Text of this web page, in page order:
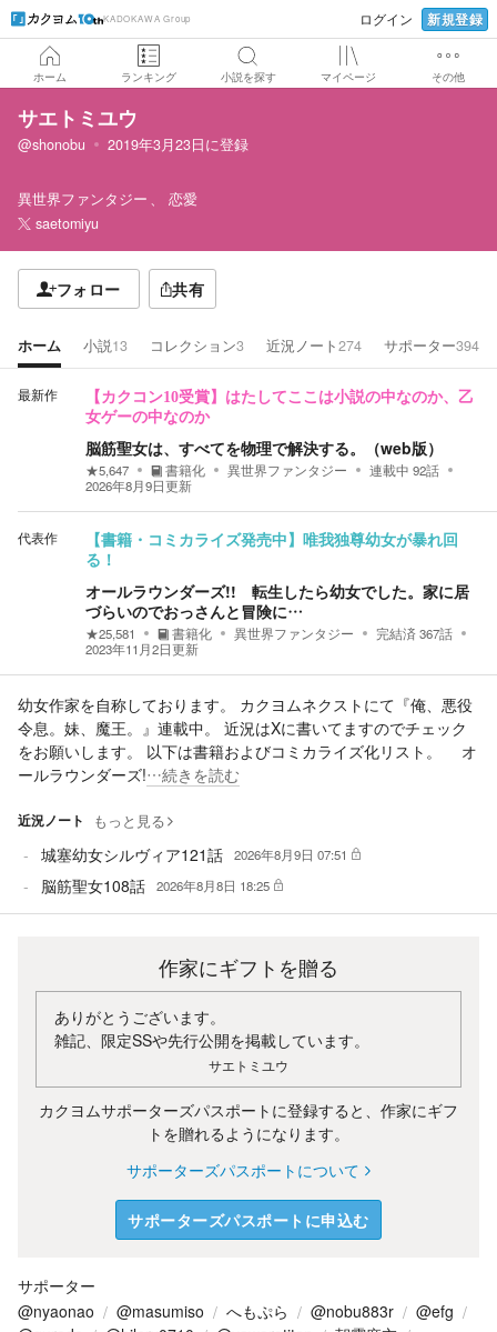
KADOKAWA Group ログイン 新規登録
ホーム ランキング 小説を探す マイページ その他
サエトミユウ
@shonobu 2019年3月23日に登録
異世界ファンタジー
恋愛
saetomiyu
フォロー 共有
ホーム 小説13 コレクション3 近況ノート274 サポーター394
最新作
【カクコン10受賞】はたしてここは小説の中なのか、乙
女ゲーの中なのか
脳筋聖女は、すべてを物理で解決する。（web版）
★5,647 書籍化 異世界ファンタジー 連載中 92話
2026年8月9日更新
代表作
【書籍・コミカライズ発売中】唯我独尊幼女が暴れ回
る！
オールラウンダーズ!! 転生したら幼女でした。家に居
づらいのでおっさんと冒険に…
★25,581 書籍化 異世界ファンタジー 完結済 367話
2023年11月2日更新
幼女作家を自称しております。 カクヨムネクストにて『俺、悪役
令息。妹、魔王。』連載中。 近況はXに書いてますのでチェック
をお願いします。 以下は書籍およびコミカライズ化リスト。 オ
ールラウンダーズ!…続きを読む
近況ノート もっと見る
城塞幼女シルヴィア121話 2026年8月9日 07:51
脳筋聖女108話 2026年8月8日 18:25
作家にギフトを贈る
ありがとうございます。
雑記、限定SSや先行公開を掲載しています。
サエトミユウ
カクヨムサポーターズパスポートに登録すると、作家にギフ
トを贈れるようになります。
サポーターズパスポートについて
サポーターズパスポートに申込む
サポーター
@nyaonao
@masumiso へもぷら @nobu883r
@efg